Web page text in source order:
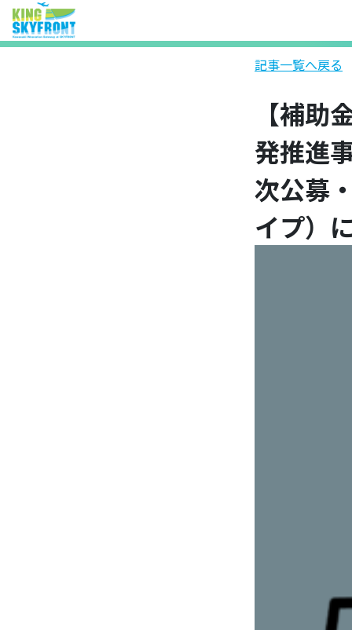
記事一覧へ戻る
【補
発推進
次公募
イプ）